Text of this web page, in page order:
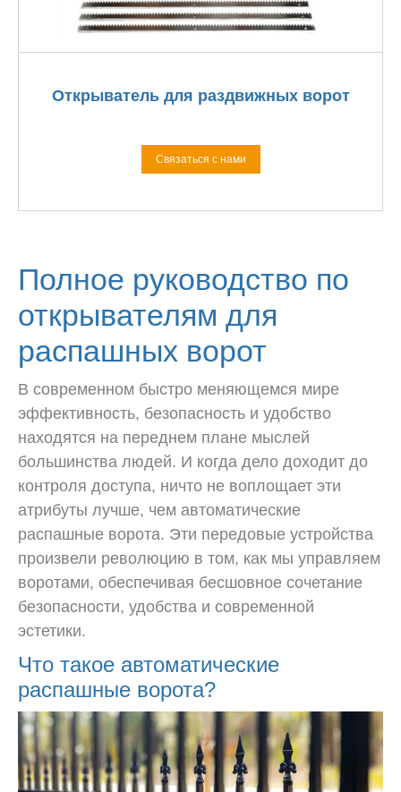
Открыватель для раздвижных ворот
Связаться с нами
Полное руководство по
открывателям для
распашных ворот
В современном быстро меняющемся мире
эффективность, безопасность и удобство
находятся на переднем плане мыслей
большинства людей. И когда дело доходит до
контроля доступа, ничто не воплощает эти
атрибуты лучше, чем автоматические
распашные ворота. Эти передовые устройства
произвели революцию в том, как мы управляем
воротами, обеспечивая бесшовное сочетание
безопасности, удобства и современной
эстетики.
Что такое автоматические
распашные ворота?